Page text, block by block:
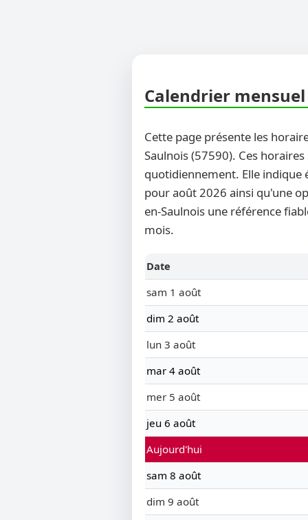
Calendrier
Cette page présente les
Saulnois (57590). Ces
quotidiennement. Elle indique
pour août 2026 ainsi qu'une
en-Saulnois une référence
mois.
Date
sam 1 août
dim 2 août
lun 3 août
mar 4 août
mer 5 août
jeu 6 août
Aujourd'hui
sam 8 août
dim 9 août